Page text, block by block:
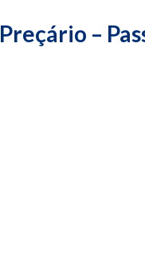
Preçário –